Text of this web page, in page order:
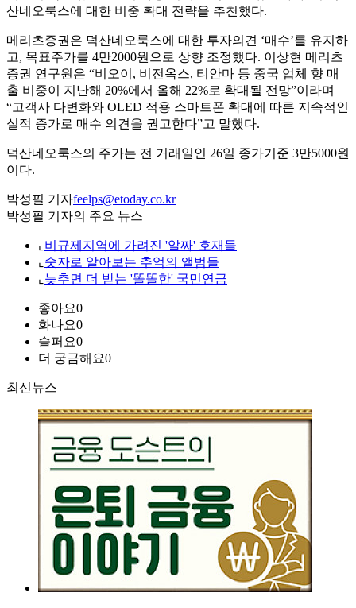
산네오룩스에 대한 비중 확대 전략을 추천했다.
메리츠증권은 덕산네오룩스에 대한 투자의견 ‘매수’를 유지하
고, 목표주가를 4만2000원으로 상향 조정했다. 이상현 메리츠
증권 연구원은 “비오이, 비전옥스, 티안마 등 중국 업체 향 매
출 비중이 지난해 20%에서 올해 22%로 확대될 전망”이라며
“고객사 다변화와 OLED 적용 스마트폰 확대에 따른 지속적인
실적 증가로 매수 의견을 권고한다”고 말했다.
덕산네오룩스의 주가는 전 거래일인 26일 종가기준 3만5000원
이다.
박성필 기자feelps@etoday.co.kr
박성필 기자의 주요 뉴스
⌞ 비규제지역에 가려진 '알짜' 호재들
⌞ 숫자로 알아보는 추억의 앨범들
⌞ 늦추면 더 받는 '똘똘한' 국민연금
좋아요0
화나요0
슬퍼요0
더 궁금해요0
최신뉴스